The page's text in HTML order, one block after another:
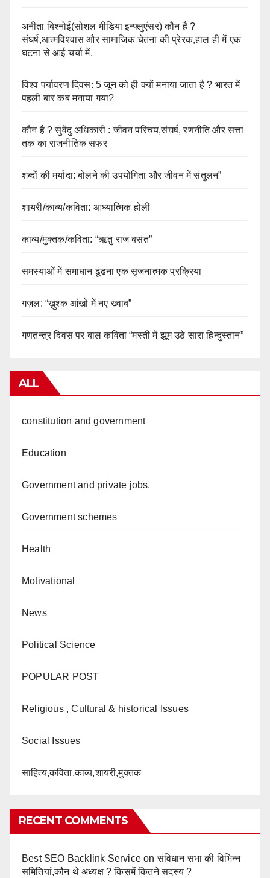
अनीता बिश्नोई(सोशल मीडिया इन्फ्लुएंसर) कौन है ?
संघर्ष,आत्मविश्वास और सामाजिक चेतना की प्रेरक,हाल ही में एक
घटना से आई चर्चा में,
विश्व पर्यावरण दिवस: 5 जून को ही क्यों मनाया जाता है ? भारत में
पहली बार कब मनाया गया?
कौन है ? सुवेंदु अधिकारी : जीवन परिचय,संघर्ष, रणनीति और सत्ता
तक का राजनीतिक सफर
शब्दों की मर्यादा: बोलने की उपयोगिता और जीवन में संतुलन”
शायरी/काव्य/कविता: आध्यात्मिक होली
काव्य/मुक्तक/कविता: “ऋतु राज बसंत”
समस्याओं में समाधान ढूंढना एक सृजनात्मक प्रक्रिया
गज़ल: “ख़ुश्क आंखों में नए ख्वाब”
गणतन्त्र दिवस पर बाल कविता “मस्ती में झूम उठे सारा हिन्दुस्तान”
ALL
constitution and government
Education
Government and private jobs.
Government schemes
Health
Motivational
News
Political Science
POPULAR POST
Religious , Cultural & historical Issues
Social Issues
साहित्य,कविता,काव्य,शायरी,मुक्तक
RECENT COMMENTS
Best SEO Backlink Service onसंविधान सभा की विभिन्न
समितियां,कौन थे अध्यक्ष ? किसमें कितने सदस्य ?